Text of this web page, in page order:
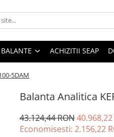
ACHIZITII SEAP
5DAM
Balanta Analitica
43.124,44 RON40.968,22
Economisesti: 2.156,22